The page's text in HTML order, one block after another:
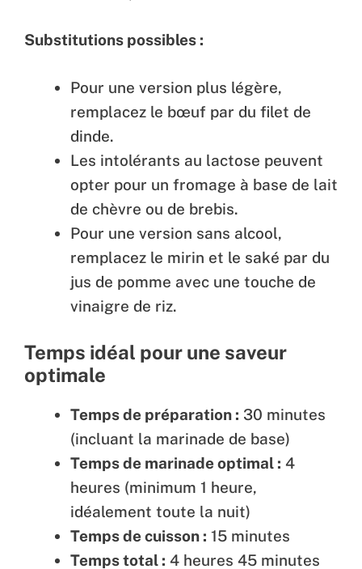
Substitutions possibles :
Pour une version plus légère,
remplacez le bœuf par du filet de
dinde.
Les intolérants au lactose peuvent
opter pour un fromage à base de lait
de chèvre ou de brebis.
Pour une version sans alcool,
remplacez le mirin et le saké par du
jus de pomme avec une touche de
vinaigre de riz.
Temps idéal pour une saveur
optimale
Temps de préparation : 30 minutes
(incluant la marinade de base)
Temps de marinade optimal : 4
heures (minimum 1 heure,
idéalement toute la nuit)
Temps de cuisson : 15 minutes
Temps total : 4 heures 45 minutes